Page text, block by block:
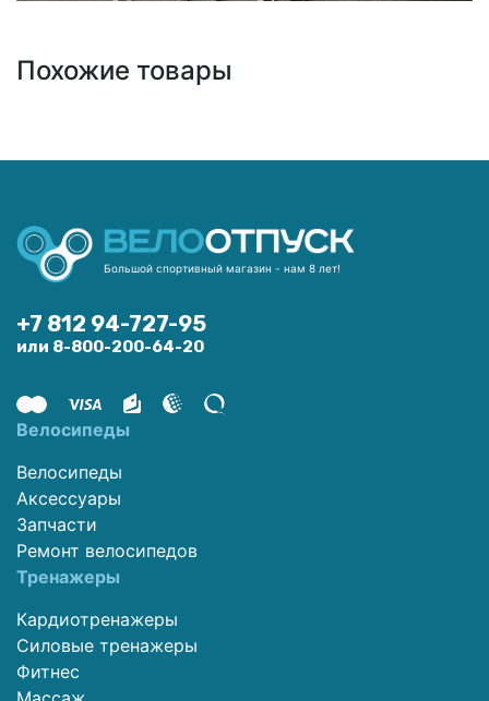
Похожие товары
Большой спортивный магазин - нам 8 лет!
+7 812 94-727-95
или 8-800-200-64-20
Велосипеды
Велосипеды
Аксессуары
Запчасти
Ремонт велосипедов
Тренажеры
Кардиотренажеры
Силовые тренажеры
Фитнес